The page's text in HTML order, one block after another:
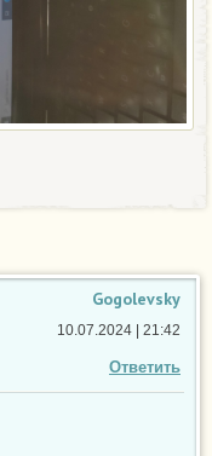
Gogolevsky
Ответить
10.07.2024 | 21:42